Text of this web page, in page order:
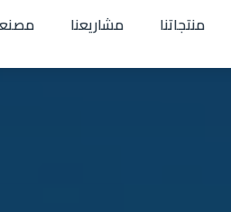
منتجاتنا مشاريعنا